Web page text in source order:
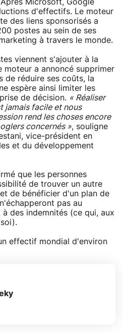
Microsoft, Google
d'effectifs. Le moteur
des liens sponsorisés a
postes au sein de ses
à travers le monde.
viennent s'ajouter à la
moteur a annoncé supprimer
de réduire ses coûts, la
espère ainsi limiter les
de décision. « Réaliser
jamais facile et nous
rend les choses encore
concernés », souligne
vice-président en
et du développement
que les personnes
de trouver un autre
de bénéficier d'un plan de
pas au
des indemnités (ce qui, aux
effectif mondial d'environ